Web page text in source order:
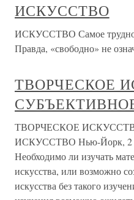
ИСКУССТВО
ИСКУССТВО Самое
Правда, «свободно» не
ТВОРЧЕСКОЕ
ТВОРЧЕСКОЕ
ИСКУССТВО Нью-Йорк, 2
Необходимо ли изучать
искусства, или возможно
искусства без такого